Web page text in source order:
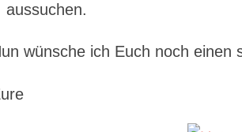
aussuchen.
wünsche ich Euch noch einen